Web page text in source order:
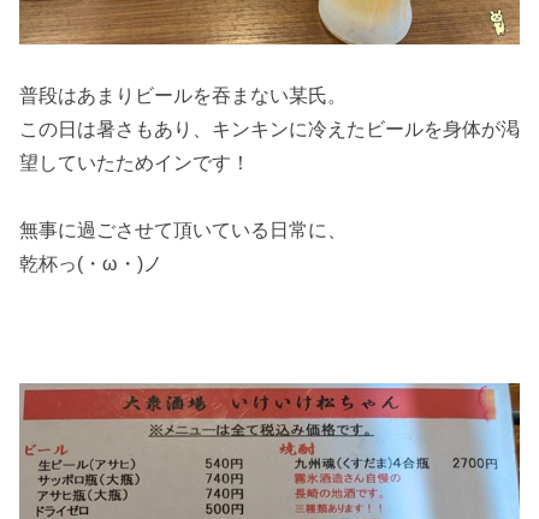
普段はあまりビールを吞まない某氏。
この日は暑さもあり、キンキンに冷えたビールを身体が渇
望していたためインです！
無事に過ごさせて頂いている日常に、
乾杯っ(・ω・)ノ